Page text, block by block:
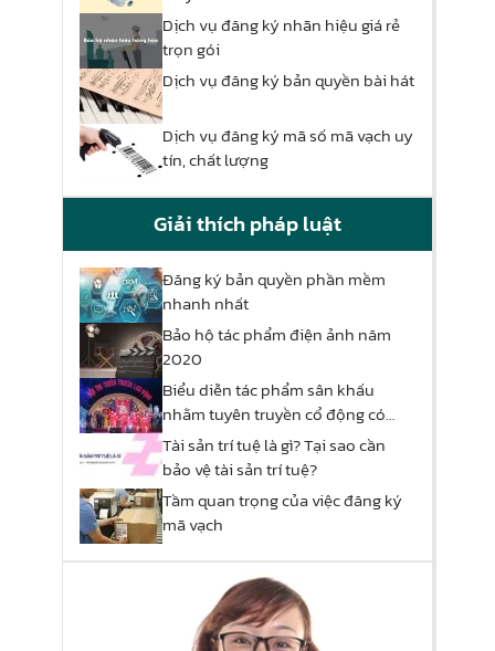
Dịch vụ đăng ký nhãn hiệu giá rẻ
trọn gói
Dịch vụ đăng ký bản quyền bài hát
Dịch vụ đăng ký mã số mã vạch uy
tín, chất lượng
Giải thích pháp luật
Đăng ký bản quyền phần mềm
nhanh nhất
Bảo hộ tác phẩm điện ảnh năm
2020
Biểu diễn tác phẩm sân khấu
nhằm tuyên truyền cổ động có
phải xin phép hay không
Tài sản trí tuệ là gì? Tại sao cần
bảo vệ tài sản trí tuệ?
Tầm quan trọng của việc đăng ký
mã vạch